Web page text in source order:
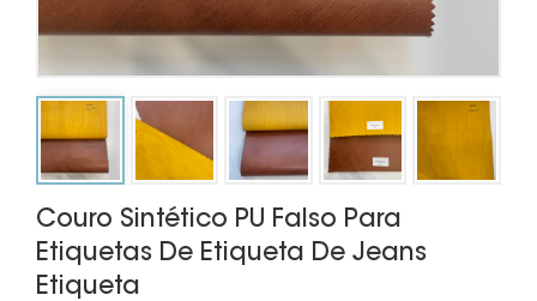
Couro Sintético PU Falso Para
Etiquetas De Etiqueta De Jeans
Etiqueta